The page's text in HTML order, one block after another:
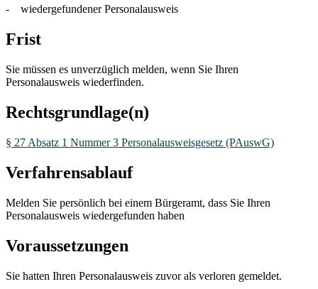
- wiedergefundener Personalausweis
Frist
Sie müssen es unverzüglich melden, wenn Sie Ihren
Personalausweis wiederfinden.
Rechtsgrundlage(n)
§ 27 Absatz 1 Nummer 3 Personalausweisgesetz (PAuswG)
Verfahrensablauf
Melden Sie persönlich bei einem Bürgeramt, dass Sie Ihren
Personalausweis wiedergefunden haben
Voraussetzungen
Sie hatten Ihren Personalausweis zuvor als verloren gemeldet.